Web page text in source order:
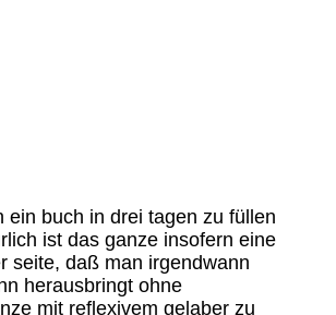
ja die einzige schwierigkeit wirklich, die besteht, ist eben, ohne blindtext, sondern wirklich mit einer intent, mit einem intentionalen faden, so dumm der dann eben auch sei, also er soll auch nicht besonders dumm sein, aber er kann eben ruhig so dumm sein, wie er will, oder so, so uninspiriert oder so lächerlich sein, wie er will, aber daß man eben in einem einzigen faden, äh, eben etwas gedachtes da, äh, präsentiert, daß ist ja letztlich eigentlich der einzige, der einzige, die einzige idee zu dieser ganzen, äh, sache, und, äh, wobei es sogar, ähm, so, also, wobei man jetzt natürlich sozusagen der grenzfall dieser ganzen frage ist natürlich, ob es jetzt, äh, interessant wäre, ob jemand die idee schonmal gehabt hätte und ob es schon ein buch gäbe, in dem, äh, genau das gleiche eben schon mal durchgeführt wäre, in dem vielleicht sogar, wenn es, durch zufall, man weiß nicht, oder in einer anderen parallelwelt, die ein bißchen früher, ähm, abspult als die hier, ähm, es vielleicht das buch schon gibt und vielleicht auch jeder einzelne, äh, satz und jedes einzelne wort dort schon genauso gesprochen ist, ähm, aber das ist eigentlich auch nicht das entscheidende, äh, daran, erstens ist es relativ unwahrscheinlich, und wenns jemand gemacht hat, was, sicher werden leute sachen gemacht haben, die da nah dran sind und, äh, automatische schreibweisen und bücher, die, äh, eben, ähm, ja, in, in, in der zeit, wie sie, äh, geschrieben wurden, dann quasi auch, äh, herausgehau oder gedacht wurden, auch geschrieben wurden, herausgerockt wurden, herausgehauen wurden, das gibts, und sicher gibts auch alle verschiedenen arten der nachträglichen redaktion oder nichtredaktion und auch das schnell irgendetwas heraushauen, was man macht, gibt es also sicher, äh, tausendfach, äh, da sollte man sich sowieso überhaupt keine illusionen machen, die einzige frage wäre eben, ob vielleicht in zweiter ordnung, äh, es jetzt auch schon, ähm, quasi die anderen auch sch